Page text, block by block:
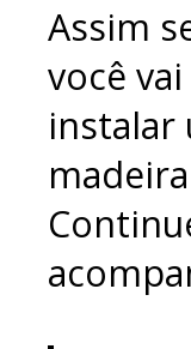
Assim
você
instalar